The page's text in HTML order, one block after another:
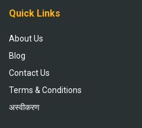
Quick Links
About Us
Blog
Contact Us
Terms & Conditions
अस्वीकरण